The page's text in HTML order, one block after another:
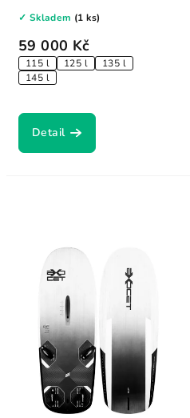
59 000 Kč
115 l 125 l
135 l
145 l
✓ Skladem (1 ks)
Detail